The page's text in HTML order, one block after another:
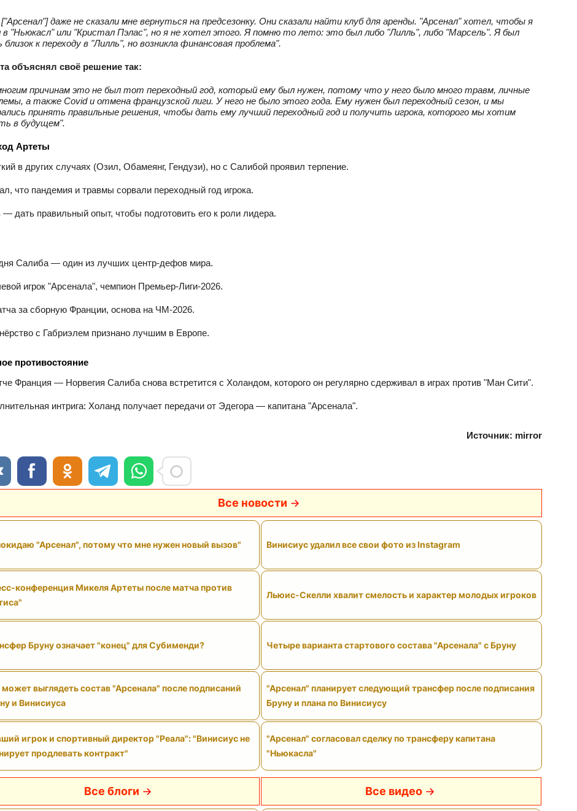
даже не сказали мне вернуться на предсезонку. Они сказали найти клуб для аренды. "Арсенал" хотел, чтобы я
в "Ньюкасл" или "Кристал Пэлас", но я не хотел этого. Я помню то лето: это был либо "Лилль", либо "Марсель". Я был
близок к переходу в "Лилль", но возникла финансовая проблема".
объяснял своё решение так:
причинам это не был тот переходный год, который ему был нужен, потому что у него было много травм, личные
а также Covid и отмена французской лиги. У него не было этого года. Ему нужен был переходный сезон, и мы
принять правильные решения, чтобы дать ему лучший переходный год и получить игрока, которого мы хотим
в будущем".
Артеты
в других случаях (Озил, Обамеянг, Гендузи), но с Салибой проявил терпение.
что пандемия и травмы сорвали переходный год игрока.
дать правильный опыт, чтобы подготовить его к роли лидера.
Салиба — один из лучших центр‑дефов мира.
игрок "Арсенала", чемпион Премьер‑Лиги‑2026.
за сборную Франции, основа на ЧМ‑2026.
с Габриэлем признано лучшим в Европе.
противостояние
Франция — Норвегия Салиба снова встретится с Холандом, которого он регулярно сдерживал в играх против "Ман Сити".
интрига: Холанд получает передачи от Эдегора — капитана "Арсенала".
Источник: mirror
Все новости
"Арсенал", потому что мне нужен новый вызов" Винисиус удалил все свои фото из Instagram
конференция Микеля Артеты после матча против
Льюис-Скелли хвалит смелость и характер молодых игроков
Бруну означает "конец" для Субименди? Четыре варианта стартового состава "Арсенала" с Бруну
выглядеть состав "Арсенала" после подписаний
и Винисиуса
"Арсенал" планирует следующий трансфер после подписания
Бруну и плана по Винисиусу
игрок и спортивный директор "Реала": "Винисиус не
продлевать контракт"
"Арсенал" согласовал сделку по трансферу капитана
"Ньюкасла"
Все блоги Все видео